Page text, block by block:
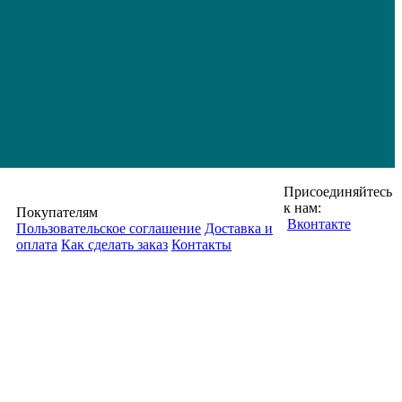
Покупателям
Пользовательское соглашение Доставка и
оплата Как сделать заказ Контакты
Присоединяйтесь
к нам:
Вконтакте